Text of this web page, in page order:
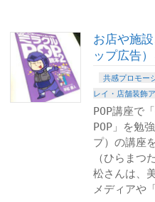
お店や施
ップ広告
共感プロモー
レイ・店舗装飾
POP講座で
POP」を勉
プ）の講座
（ひらまつ
松さんは、
メディアや